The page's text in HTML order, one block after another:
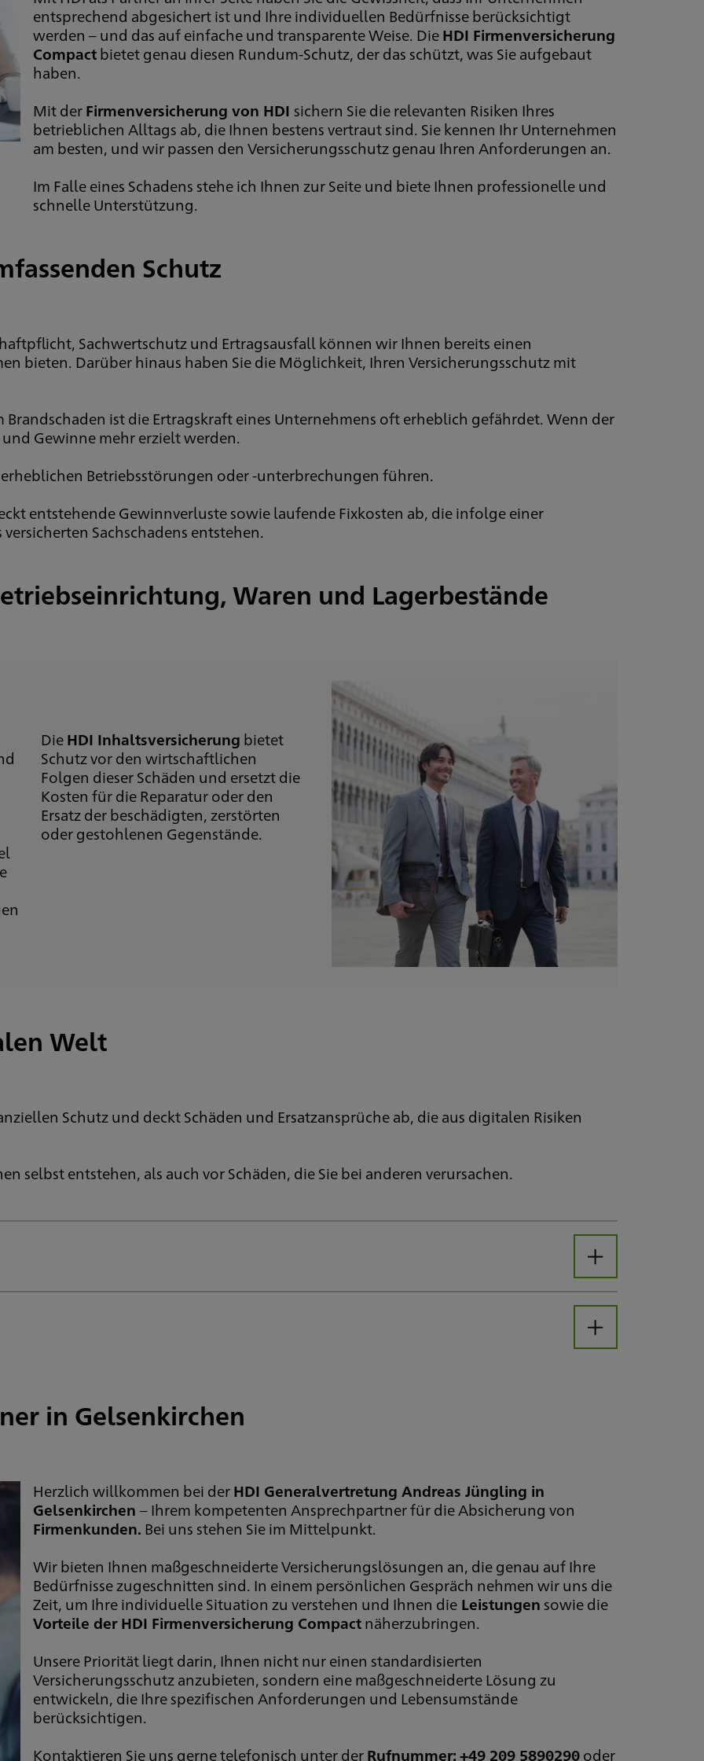
entsprechend abgesichert ist und Ihre individuellen Bedürfnisse berücksichtigt
werden – und das auf einfache und transparente Weise. DieHDI Firmenversicherung
Compactbietet genau diesen Rundum-Schutz, der das schützt, was Sie aufgebaut
haben.
Mit derFirmenversicherung von HDI sichern Sie die relevanten Risiken Ihres
betrieblichen Alltags ab, die Ihnen bestens vertraut sind. Sie kennen Ihr Unternehmen
am besten, und wir passen den Versicherungsschutz genau Ihren Anforderungen an.
Im Falle eines Schadens stehe ich Ihnen zur Seite und biete Ihnen professionelle und
schnelle Unterstützung.
Schutz
Sachwertschutz und Ertragsausfall können wir Ihnen bereits einen
bieten. Darüber hinaus haben Sie die Möglichkeit, Ihren Versicherungsschutz mit
Brandschaden ist die Ertragskraft eines Unternehmens oft erheblich gefährdet. Wenn der
Gewinne mehr erzielt werden.
Betriebsstörungen oder -unterbrechungen führen.
entstehende Gewinnverluste sowie laufende Fixkosten ab, die infolge einer
Sachschadens entstehen.
Waren und Lagerbestände
DieHDI Inhaltsversicherung bietet
Schutz vor den wirtschaftlichen
Folgen dieser Schäden und ersetzt die
Kosten für die Reparatur oder den
Ersatz der beschädigten, zerstörten
oder gestohlenen Gegenstände.
Welt
Schutz und deckt Schäden und Ersatzansprüche ab, die aus digitalen Risiken
selbst entstehen, als auch vor Schäden, die Sie bei anderen verursachen.
Öffnen
Öffnen
in Gelsenkirchen
Herzlich willkommen bei derHDI Generalvertretung Andreas Jüngling in
Gelsenkirchen – Ihrem kompetenten Ansprechpartner für die Absicherung von
Firmenkunden. Bei uns stehen Sie im Mittelpunkt.
Wir bieten Ihnen maßgeschneiderte Versicherungslösungen an, die genau auf Ihre
Bedürfnisse zugeschnitten sind. In einem persönlichen Gespräch nehmen wir uns die
Zeit, um Ihre individuelle Situation zu verstehen und Ihnen dieLeistungen sowie die
Vorteile der HDI Firmenversicherung Compactnäherzubringen.
Unsere Priorität liegt darin, Ihnen nicht nur einen standardisierten
Versicherungsschutz anzubieten, sondern eine maßgeschneiderte Lösung zu
entwickeln, die Ihre spezifischen Anforderungen und Lebensumstände
berücksichtigen.
Kontaktieren Sie uns gerne telefonisch unter derRufnummer: +49 209 5890290oder